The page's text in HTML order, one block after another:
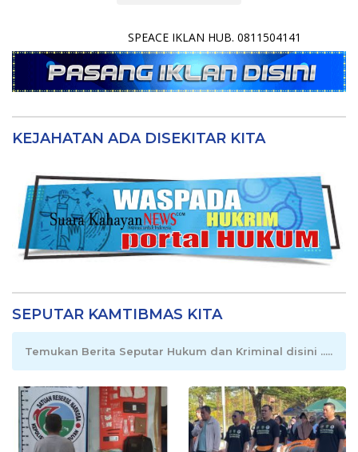
SPEACE IKLAN HUB. 0811504141
KEJAHATAN ADA DISEKITAR KITA
SEPUTAR KAMTIBMAS KITA
Temukan Berita Seputar Hukum dan Kriminal disini .....